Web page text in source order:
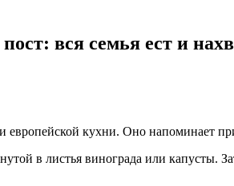
вся семья ест и
европейской кухни. Оно напоминает
в листья винограда или капусты.